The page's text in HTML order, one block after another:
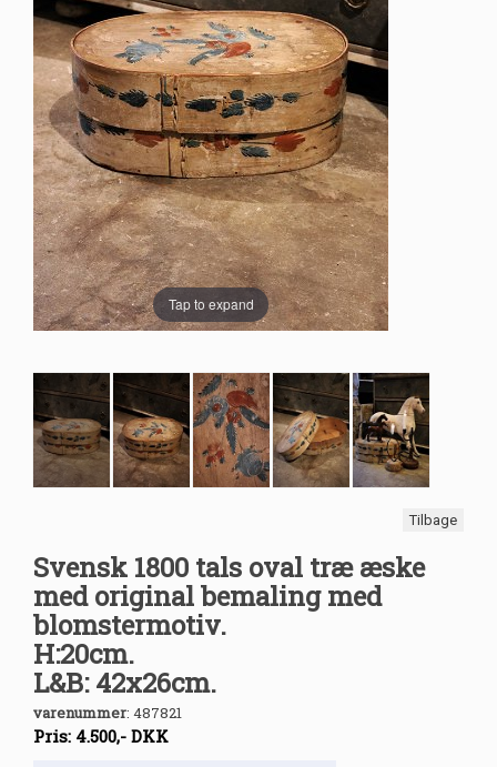
Tap to expand
Tilbage
Svensk 1800 tals oval træ æske
med original bemaling med
blomstermotiv.
H:20cm.
L&B: 42x26cm.
varenummer: 487821
Pris: 4.500,- DKK